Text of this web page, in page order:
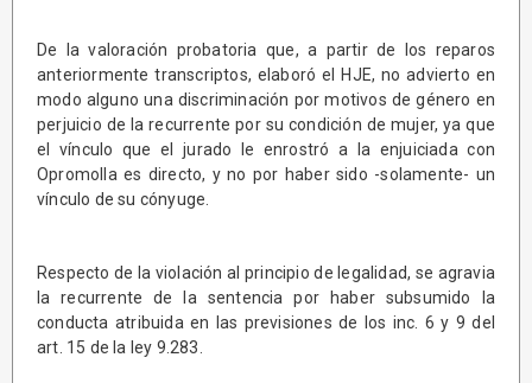
De la valoración probatoria que, a partir de los reparos
anteriormente transcriptos, elaboró el HJE, no advierto en
modo alguno una discriminación por motivos de género en
perjuicio de la recurrente por su condición de mujer, ya que
el vínculo que el jurado le enrostró a la enjuiciada con
Opromolla es directo, y no por haber sido -solamente- un
vínculo de su cónyuge.
Respecto de la violación al principio de legalidad, se agravia
la recurrente de la sentencia por haber subsumido la
conducta atribuida en las previsiones de los inc. 6 y 9 del
art. 15 de la ley 9.283.